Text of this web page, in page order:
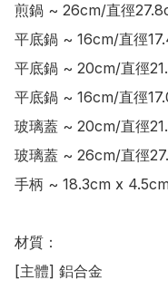
煎鍋 ~ 26cm/直徑
平底鍋 ~ 16cm/直徑
平底鍋 ~ 20cm/直徑
平底鍋 ~ 16cm/直徑
玻璃蓋 ~ 20cm/直徑
玻璃蓋 ~ 26cm/直徑
手柄 ~ 18.3cm x
材質：
[主體] 鋁合金